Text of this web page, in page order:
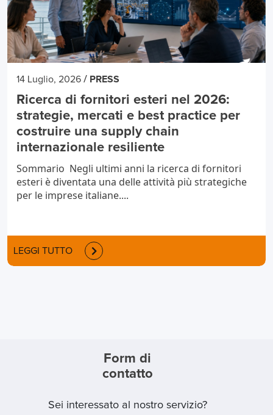
14 Luglio, 2026 / PRESS
Ricerca di fornitori esteri nel 2026:
strategie, mercati e best practice per
costruire una supply chain
internazionale resiliente
Sommario Negli ultimi anni la ricerca di fornitori
esteri è diventata una delle attività più strategiche
per le imprese italiane....
LEGGI TUTTO
Form di
contatto
Sei interessato al nostro servizio?